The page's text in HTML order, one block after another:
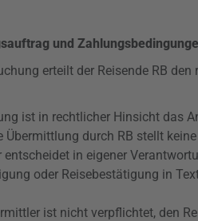
und
erteilt der Reisende RB
ist in rechtlicher Hinsicht das
Übermittlung durch RB stellt
entscheidet in eigener
oder Reisebestätigung in
ist nicht verpflichtet, den